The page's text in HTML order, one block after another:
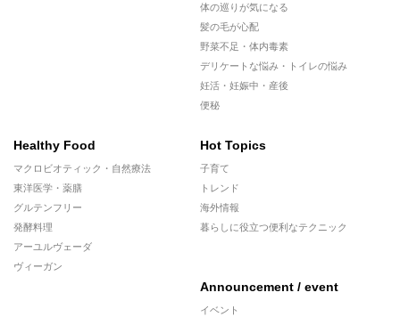
体の巡りが気になる
髪の毛が心配
野菜不足・体内毒素
デリケートな悩み・トイレの悩み
妊活・妊娠中・産後
便秘
Healthy Food
マクロビオティック・自然療法
東洋医学・薬膳
グルテンフリー
発酵料理
アーユルヴェーダ
ヴィーガン
Hot Topics
子育て
トレンド
海外情報
暮らしに役立つ便利なテクニック
Announcement / event
イベント